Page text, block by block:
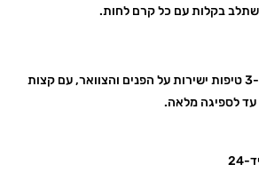
בקלות עם כל קרם לחות.
למרוח על עור נקי ויבש 3-4 טיפות ישירות על הפנים והצוואר, עם קצות
עד לספיגה מלאה.
24